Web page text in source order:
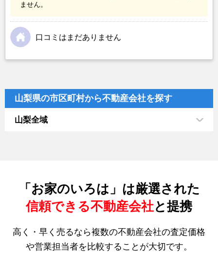
ません。
口コミはまだありません
山梨県の市区町村から不動産会社を探す
山梨全域
「お家のいろは」は厳選された
信頼できる不動産会社と提携
高く・早く売るなら複数の不動産会社の査定価格
や営業担当者を比較することが大切です。